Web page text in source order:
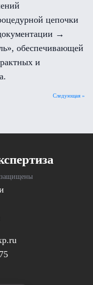
цепочки
→
обеспечивающей
и
Следующая »
защищены